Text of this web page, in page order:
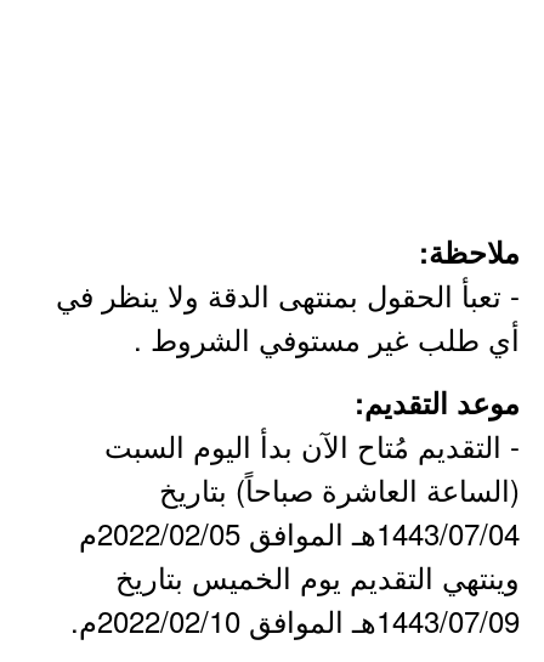
ملاحظة:
- تعبأ الحقول بمنتهى الدقة ولا ينظر في
أي طلب غير مستوفي الشروط .
موعد التقديم:
- التقديم مُتاح الآن بدأ اليوم السبت
(الساعة العاشرة صباحاً) بتاريخ
1443/07/04هـ الموافق 2022/02/05م
وينتهي التقديم يوم الخميس بتاريخ
1443/07/09هـ الموافق 2022/02/10م.